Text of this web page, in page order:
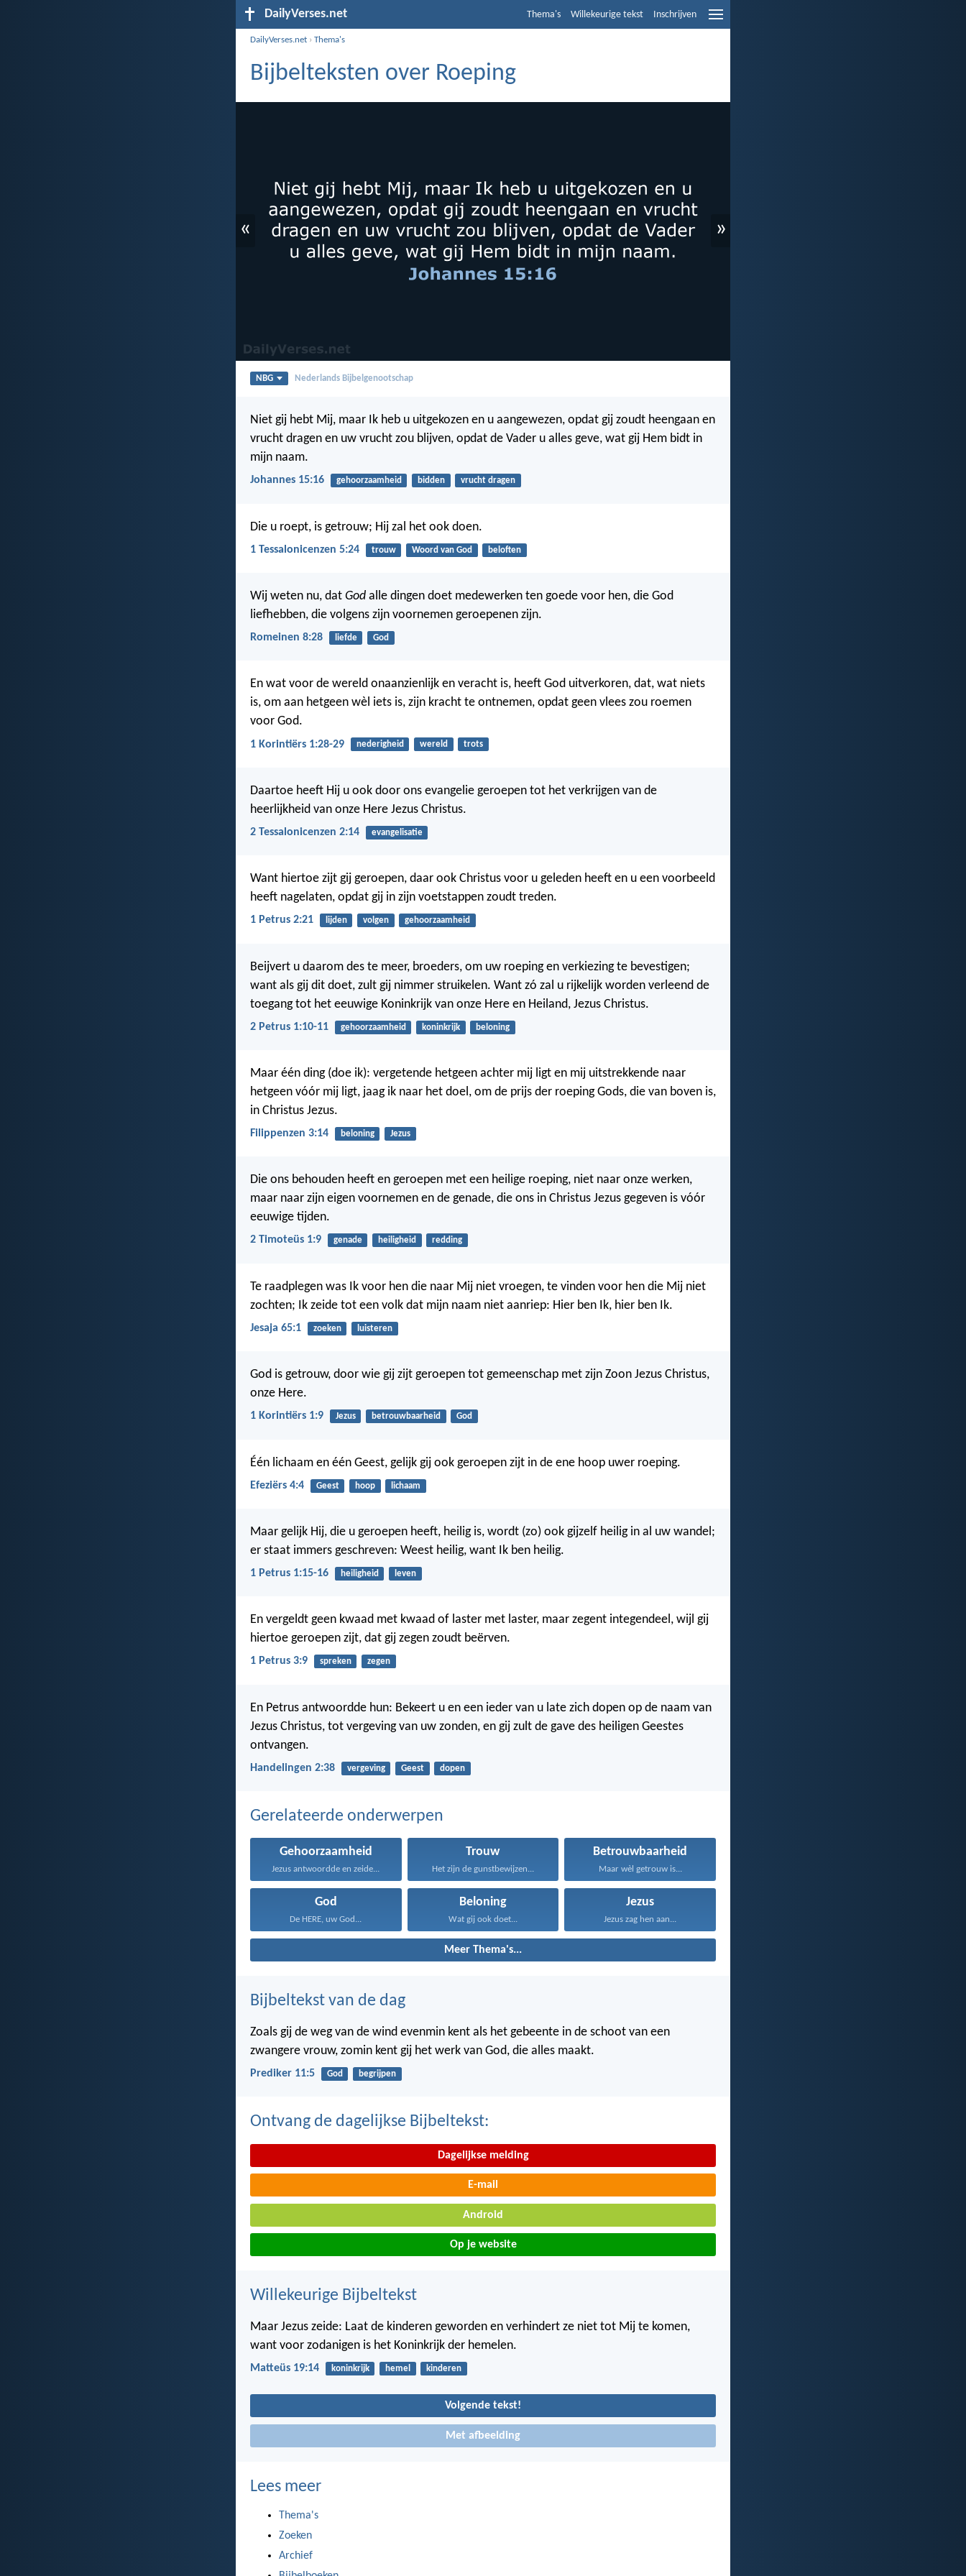
DailyVerses.net Thema's Willekeurige tekst Inschrijven
DailyVerses.net ›Thema's
Bijbelteksten over Roeping
« »
NBG Nederlands Bijbelgenootschap
Niet gij hebt Mij, maar Ik heb u uitgekozen en u aangewezen, opdat gij zoudt heengaan en
vrucht dragen en uw vrucht zou blijven, opdat de Vader u alles geve, wat gij Hem bidt in
mijn naam.
Johannes 15:16 gehoorzaamheid bidden vrucht dragen
Die u roept, is getrouw; Hij zal het ook doen.
1 Tessalonicenzen 5:24 trouw Woord van God beloften
Wij weten nu, dat God alle dingen doet medewerken ten goede voor hen, die God
liefhebben, die volgens zijn voornemen geroepenen zijn.
Romeinen 8:28 liefde God
En wat voor de wereld onaanzienlijk en veracht is, heeft God uitverkoren, dat, wat niets
is, om aan hetgeen wèl iets is, zijn kracht te ontnemen, opdat geen vlees zou roemen
voor God.
1 Korintiërs 1:28-29 nederigheid wereld trots
Daartoe heeft Hij u ook door ons evangelie geroepen tot het verkrijgen van de
heerlijkheid van onze Here Jezus Christus.
2 Tessalonicenzen 2:14 evangelisatie
Want hiertoe zijt gij geroepen, daar ook Christus voor u geleden heeft en u een voorbeeld
heeft nagelaten, opdat gij in zijn voetstappen zoudt treden.
1 Petrus 2:21 lijden volgen gehoorzaamheid
Beijvert u daarom des te meer, broeders, om uw roeping en verkiezing te bevestigen;
want als gij dit doet, zult gij nimmer struikelen. Want zó zal u rijkelijk worden verleend de
toegang tot het eeuwige Koninkrijk van onze Here en Heiland, Jezus Christus.
2 Petrus 1:10-11 gehoorzaamheid koninkrijk beloning
Maar één ding (doe ik): vergetende hetgeen achter mij ligt en mij uitstrekkende naar
hetgeen vóór mij ligt, jaag ik naar het doel, om de prijs der roeping Gods, die van boven is,
in Christus Jezus.
Filippenzen 3:14 beloning Jezus
Die ons behouden heeft en geroepen met een heilige roeping, niet naar onze werken,
maar naar zijn eigen voornemen en de genade, die ons in Christus Jezus gegeven is vóór
eeuwige tijden.
2 Timoteüs 1:9 genade heiligheid redding
Te raadplegen was Ik voor hen die naar Mij niet vroegen, te vinden voor hen die Mij niet
zochten; Ik zeide tot een volk dat mijn naam niet aanriep: Hier ben Ik, hier ben Ik.
Jesaja 65:1 zoeken luisteren
God is getrouw, door wie gij zijt geroepen tot gemeenschap met zijn Zoon Jezus Christus,
onze Here.
1 Korintiërs 1:9 Jezus betrouwbaarheid God
Één lichaam en één Geest, gelijk gij ook geroepen zijt in de ene hoop uwer roeping.
Efeziërs 4:4 Geest hoop lichaam
Maar gelijk Hij, die u geroepen heeft, heilig is, wordt (zo) ook gijzelf heilig in al uw wandel;
er staat immers geschreven: Weest heilig, want Ik ben heilig.
1 Petrus 1:15-16 heiligheid leven
En vergeldt geen kwaad met kwaad of laster met laster, maar zegent integendeel, wijl gij
hiertoe geroepen zijt, dat gij zegen zoudt beërven.
1 Petrus 3:9 spreken zegen
En Petrus antwoordde hun: Bekeert u en een ieder van u late zich dopen op de naam van
Jezus Christus, tot vergeving van uw zonden, en gij zult de gave des heiligen Geestes
ontvangen.
Handelingen 2:38 vergeving Geest dopen
Gerelateerde onderwerpen
Gehoorzaamheid
Jezus antwoordde en zeide...
Trouw
Het zijn de gunstbewijzen...
Betrouwbaarheid
Maar wèl getrouw is...
God
De HERE, uw God...
Beloning
Wat gij ook doet...
Jezus
Jezus zag hen aan...
Meer Thema's...
Bijbeltekst van de dag
Zoals gij de weg van de wind evenmin kent als het gebeente in de schoot van een
zwangere vrouw, zomin kent gij het werk van God, die alles maakt.
Prediker 11:5 God begrijpen
Ontvang de dagelijkse Bijbeltekst:
Dagelijkse melding
E-mail
Android
Op je website
Willekeurige Bijbeltekst
Maar Jezus zeide: Laat de kinderen geworden en verhindert ze niet tot Mij te komen,
want voor zodanigen is het Koninkrijk der hemelen.
Matteüs 19:14 koninkrijk hemel kinderen
Volgende tekst!
Met afbeelding
Lees meer
Thema's
Zoeken
Archief